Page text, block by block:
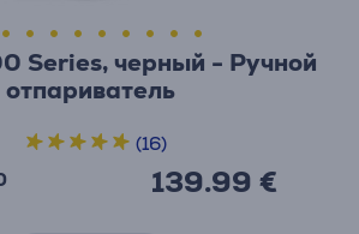
Series, черный - Ручной
отпариватель
139.99 €
(16)